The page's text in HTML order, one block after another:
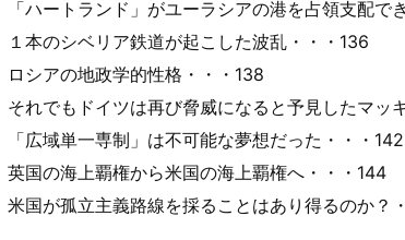
「ハートランド」がユーラシアの港を占領支配で
１本のシベリア鉄道が起こした波乱・・・136
ロシアの地政学的性格・・・138
それでもドイツは再び脅威になると予見したマッ
「広域単一専制」は不可能な夢想だった・・・142
英国の海上覇権から米国の海上覇権へ・・・144
米国が孤立主義路線を採ることはあり得るのか？